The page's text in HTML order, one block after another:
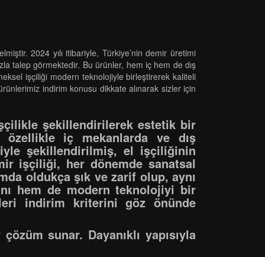
2024 yılı itibariyle, Türkiye’nin demir üretimi
talep görmektedir. Bu ürünler, hem iç hem de dış
işçiliği modern teknolojiyle birleştirerek kaliteli
indirim konusu dikkate alınarak sizler için
şekillendirilerek estetik bir
özellikle iç mekanlarda ve dış
şekillendirilmiş, el işçiliğinin
işçiliği, her dönemde sanatsal
oldukça şık ve zarif olup, aynı
hem de modern teknolojiyi bir
indirim kriterini göz önünde
sunar. Dayanıklı yapısıyla